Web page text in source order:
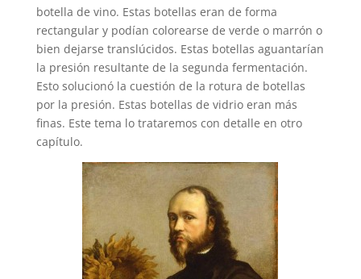
botella de vino. Estas botellas eran de forma
rectangular y podían colorearse de verde o marrón o
bien dejarse translúcidos. Estas botellas aguantarían
la presión resultante de la segunda fermentación.
Esto solucionó la cuestión de la rotura de botellas
por la presión. Estas botellas de vidrio eran más
finas. Este tema lo trataremos con detalle en otro
capítulo.